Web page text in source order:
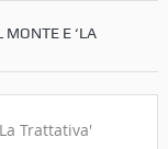
MONTE E ‘LA